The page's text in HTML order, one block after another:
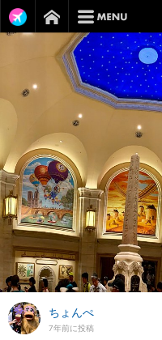
ちょんぺ
7年前に投稿